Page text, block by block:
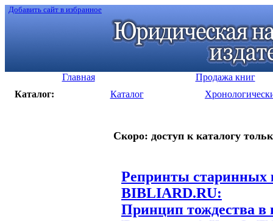
Добавить сайт в избранное
Главная
Продажа книг
Каталог:
Каталог
Скоро: доступ к каталогу
Репринты старинных
BIBLIARD.RU:
Принцип тождества в